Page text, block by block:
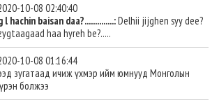
10-08 02:40:40
hachin baisan daa?..............:Delhii jijghen syy dee?
haa hyreh be?.....
10-08 01:16:44
зугатаад ичиж үхмэр ийм юмнууд Монголын
болжээ